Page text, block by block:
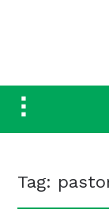
Toggle
sidebar
Tag: